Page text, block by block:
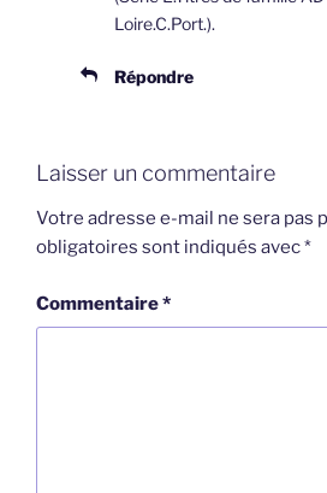
Loire.C.Port.).
Répondre
Laisser un commentaire
Votre adresse e-mail ne sera pas
obligatoires sont indiqués avec*
Commentaire*